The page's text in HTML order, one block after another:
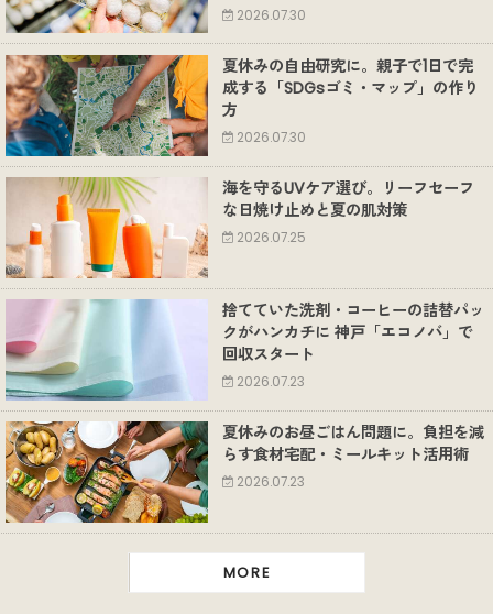
2026.07.30
夏休みの自由研究に。親子で1日で完
成する「SDGsゴミ・マップ」の作り
方
2026.07.30
海を守るUVケア選び。リーフセーフ
な日焼け止めと夏の肌対策
2026.07.25
捨てていた洗剤・コーヒーの詰替パッ
クがハンカチに 神戸「エコノバ」で
回収スタート
2026.07.23
夏休みのお昼ごはん問題に。負担を減
らす食材宅配・ミールキット活用術
2026.07.23
MORE